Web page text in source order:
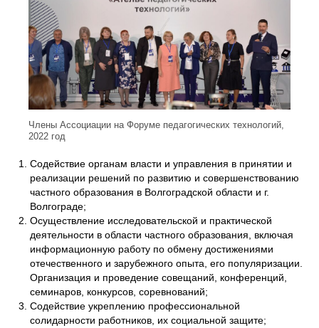
Члены Ассоциации на Форуме педагогических технологий,
2022 год
Содействие органам власти и управления в принятии и
реализации решений по развитию и совершенствованию
частного образования в Волгоградской области и г.
Волгограде;
Осуществление исследовательской и практической
деятельности в области частного образования, включая
информационную работу по обмену достижениями
отечественного и зарубежного опыта, его популяризации.
Организация и проведение совещаний, конференций,
семинаров, конкурсов, соревнований;
Содействие укреплению профессиональной
солидарности работников, их социальной защите;